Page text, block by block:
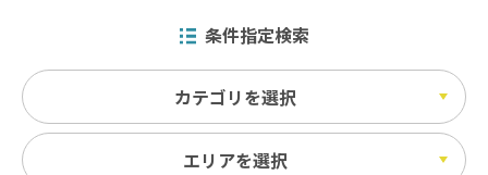
条件指定検索
カテゴリを選択
エリアを選択